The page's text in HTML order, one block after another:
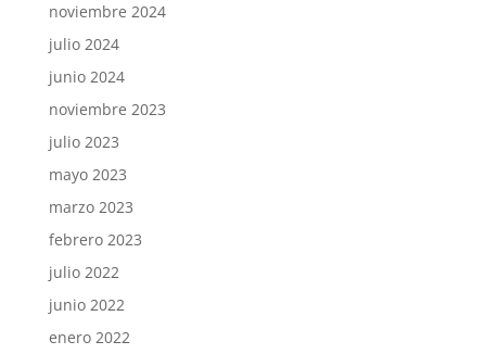
noviembre 2024
julio 2024
junio 2024
noviembre 2023
julio 2023
mayo 2023
marzo 2023
febrero 2023
julio 2022
junio 2022
enero 2022